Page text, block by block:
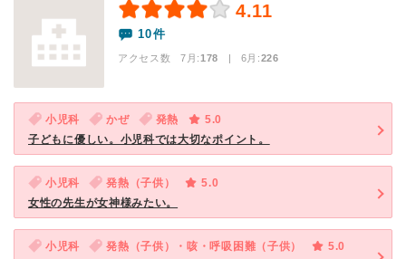
4.11
10件
アクセス数 7月:178 | 6月:226
小児科 かぜ 発熱
5.0
子どもに優しい。小児科では大切なポイント。
小児科 発熱（子供）
5.0
女性の先生が女神様みたい。
小児科 発熱（子供）・咳・呼吸困難（子供）
5.0